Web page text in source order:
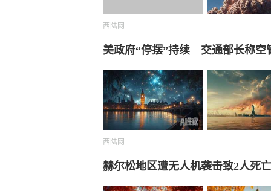
西陆网
美政府“停摆”持续 交通部长称空
西陆网
赫尔松地区遭无人机袭击致2人死亡